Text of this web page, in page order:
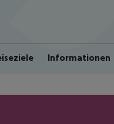
Informationen